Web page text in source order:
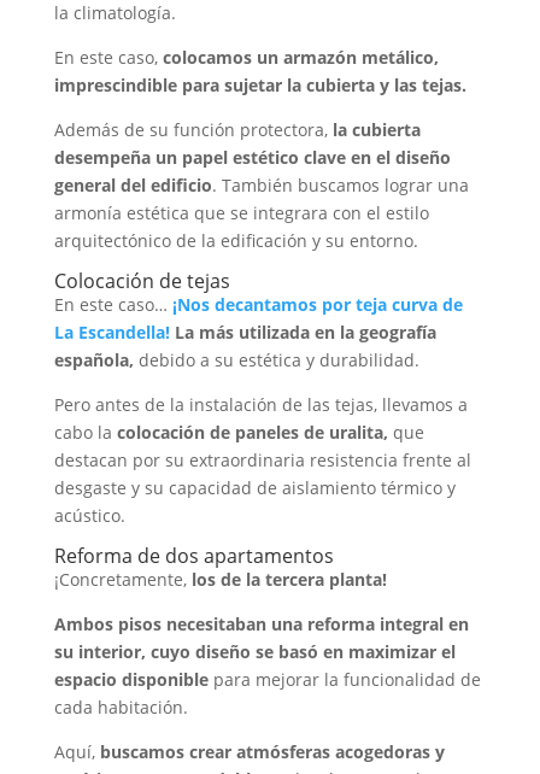
la climatología.
En este caso, colocamos un armazón metálico,
imprescindible para sujetar la cubierta y las tejas.
Además de su función protectora,la cubierta
desempeña un papel estético clave en el diseño
general del edificio. También buscamos lograr una
armonía estética que se integrara con el estilo
arquitectónico de la edificación y su entorno.
Colocación de tejas
En este caso… ¡Nos decantamos por teja curva de
La Escandella!La más utilizada en la geografía
española, debido a su estética y durabilidad.
Pero antes de la instalación de las tejas, llevamos a
cabo la colocación de paneles de uralita, que
destacan por su extraordinaria resistencia frente al
desgaste y su capacidad de aislamiento térmico y
acústico.
Reforma de dos apartamentos
¡Concretamente, los de la tercera planta!
Ambos pisos necesitaban una reforma integral en
su interior, cuyo diseño se basó en maximizar el
espacio disponiblepara mejorar la funcionalidad de
cada habitación.
Aquí, buscamos crear atmósferas acogedoras y